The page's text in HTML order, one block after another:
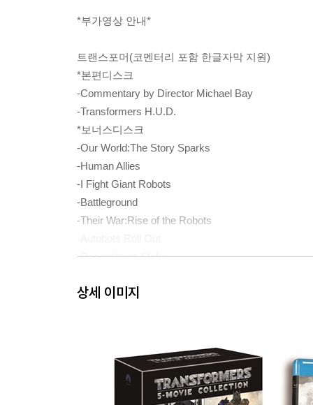
*부가영상 안내*
트랜스포머(코멘터리 포함 한글자막 지원)
*본편디스크
-Commentary by Director Michael Bay
-Transformers H.U.D.
*보너스디스크
-Our World:The Story Sparks
-Human Allies
-I Fight Giant Robots
-Battleground
-Their War:Rise of the Robots
-Deceptiocon Strike
-Transformers Tech Inspector
트랜스포머:패자의 역습(코멘터리 포함 한글자막
상세 이미지